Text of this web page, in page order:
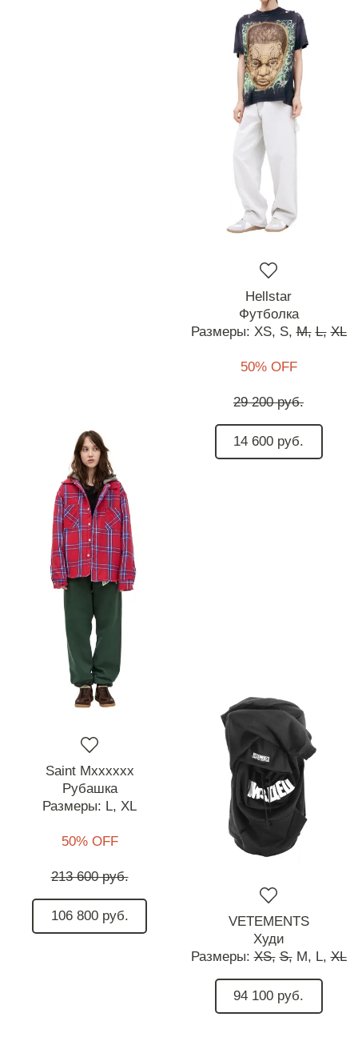
Hellstar
Футболка
Размеры: XS, S, M, L, XL
50% OFF
29 200 руб.
14 600 руб.
Saint Mxxxxxx
Рубашка
Размеры: L, XL
50% OFF
213 600 руб.
106 800 руб.
VETEMENTS
Худи
Размеры:XS, S, M, L, XL
94 100 руб.